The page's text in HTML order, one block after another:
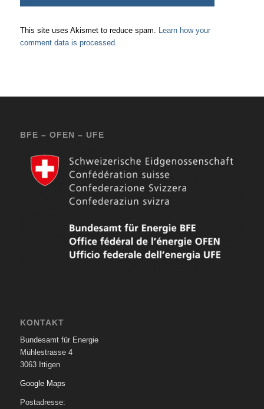
This site uses Akismet to reduce spam. Learn how your
comment data is processed.
BFE – OFEN – UFE
KONTAKT
Bundesamt für Energie
Mühlestrasse 4
3063 Ittigen
Google Maps
Postadresse: